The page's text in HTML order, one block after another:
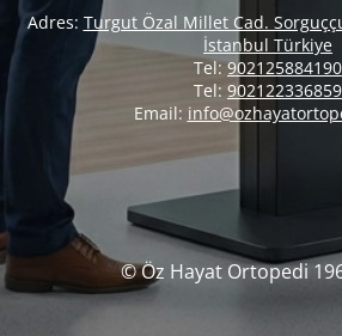
Adres: Turgut Özal Millet Cad.
İstanbul Türkiye
Tel:902125884190
Tel: 902122336859
Email:
© Öz Hayat Ortopedi